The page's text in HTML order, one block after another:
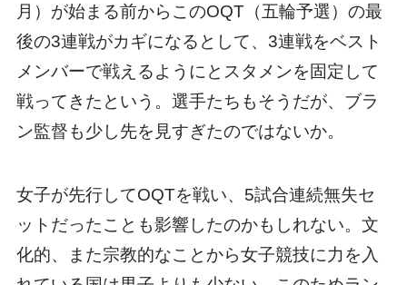
月）が始まる前からこのOQT（五輪予選）の最
後の3連戦がカギになるとして、3連戦をベスト
メンバーで戦えるようにとスタメンを固定して
戦ってきたという。選手たちもそうだが、ブラ
ン監督も少し先を見すぎたのではないか。
女子が先行してOQTを戦い、5試合連続無失セ
ットだったことも影響したのかもしれない。文
化的、また宗教的なことから女子競技に力を入